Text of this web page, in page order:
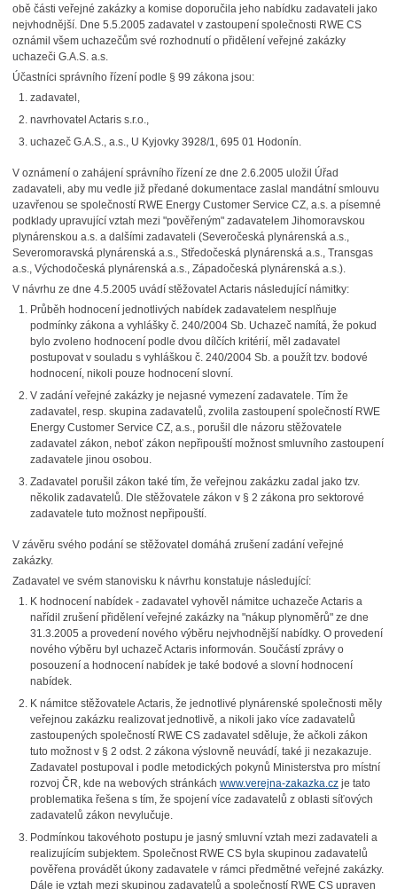
obě části veřejné zakázky a komise doporučila jeho nabídku zadavateli jako
nejvhodnější. Dne 5.5.2005 zadavatel v zastoupení společnosti RWE CS
oznámil všem uchazečům své rozhodnutí o přidělení veřejné zakázky
uchazeči G.A.S. a.s.
Účastníci správního řízení podle § 99 zákona jsou:
zadavatel,
navrhovatel Actaris s.r.o.,
uchazeč G.A.S., a.s., U Kyjovky 3928/1, 695 01 Hodonín.
V oznámení o zahájení správního řízení ze dne 2.6.2005 uložil Úřad
zadavateli, aby mu vedle již předané dokumentace zaslal mandátní smlouvu
uzavřenou se společností RWE Energy Customer Service CZ, a.s. a písemné
podklady upravující vztah mezi "pověřeným" zadavatelem Jihomoravskou
plynárenskou a.s. a dalšími zadavateli (Severočeská plynárenská a.s.,
Severomoravská plynárenská a.s., Středočeská plynárenská a.s., Transgas
a.s., Východočeská plynárenská a.s., Západočeská plynárenská a.s.).
V návrhu ze dne 4.5.2005 uvádí stěžovatel Actaris následující námitky:
Průběh hodnocení jednotlivých nabídek zadavatelem nesplňuje
podmínky zákona a vyhlášky č. 240/2004 Sb. Uchazeč namítá, že pokud
bylo zvoleno hodnocení podle dvou dílčích kritérií, měl zadavatel
postupovat v souladu s vyhláškou č. 240/2004 Sb. a použít tzv. bodové
hodnocení, nikoli pouze hodnocení slovní.
V zadání veřejné zakázky je nejasné vymezení zadavatele. Tím že
zadavatel, resp. skupina zadavatelů, zvolila zastoupení společností RWE
Energy Customer Service CZ, a.s., porušil dle názoru stěžovatele
zadavatel zákon, neboť zákon nepřipouští možnost smluvního zastoupení
zadavatele jinou osobou.
Zadavatel porušil zákon také tím, že veřejnou zakázku zadal jako tzv.
několik zadavatelů. Dle stěžovatele zákon v § 2 zákona pro sektorové
zadavatele tuto možnost nepřipouští.
V závěru svého podání se stěžovatel domáhá zrušení zadání veřejné
zakázky.
Zadavatel ve svém stanovisku k návrhu konstatuje následující:
K hodnocení nabídek - zadavatel vyhověl námitce uchazeče Actaris a
nařídil zrušení přidělení veřejné zakázky na "nákup plynoměrů" ze dne
31.3.2005 a provedení nového výběru nejvhodnější nabídky. O provedení
nového výběru byl uchazeč Actaris informován. Součástí zprávy o
posouzení a hodnocení nabídek je také bodové a slovní hodnocení
nabídek.
K námitce stěžovatele Actaris, že jednotlivé plynárenské společnosti měly
veřejnou zakázku realizovat jednotlivě, a nikoli jako více zadavatelů
zastoupených společností RWE CS zadavatel sděluje, že ačkoli zákon
tuto možnost v § 2 odst. 2 zákona výslovně neuvádí, také ji nezakazuje.
Zadavatel postupoval i podle metodických pokynů Ministerstva pro místní
rozvoj ČR, kde na webových stránkách www.verejna-zakazka.czje tato
problematika řešena s tím, že spojení více zadavatelů z oblasti síťových
zadavatelů zákon nevylučuje.
Podmínkou takovéhoto postupu je jasný smluvní vztah mezi zadavateli a
realizujícím subjektem. Společnost RWE CS byla skupinou zadavatelů
pověřena provádět úkony zadavatele v rámci předmětné veřejné zakázky.
Dále je vztah mezi skupinou zadavatelů a společností RWE CS upraven